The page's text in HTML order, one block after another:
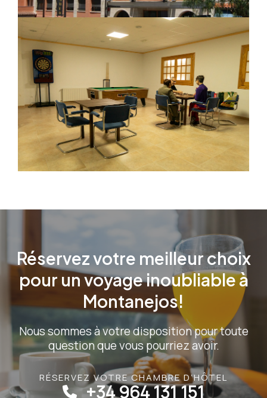
Réservez votre meilleur choix
pour un voyage inoubliable à
Montanejos!
Nous sommes à votre disposition pour toute
question que vous pourriez avoir.
RÉSERVEZ VOTRE CHAMBRE D’HÔTEL
+34 964 131 151